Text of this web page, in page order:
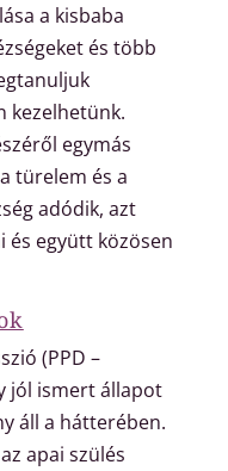
a kisbaba
és több
kezelhetünk.
egymás
türelem és a
adódik, azt
és együtt közösen
(PPD –
jól ismert állapot
áll a hátterében.
apai szülés